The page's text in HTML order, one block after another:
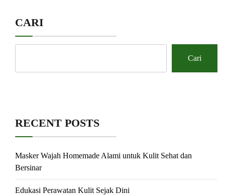
CARI
Cari
RECENT POSTS
Masker Wajah Homemade Alami untuk Kulit Sehat dan
Bersinar
Edukasi Perawatan Kulit Sejak Dini